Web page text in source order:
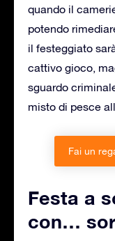
quando il
potendo
il festeggiato
cattivo gioco,
sguardo
misto di pesce
Fai un
Festa a
con…